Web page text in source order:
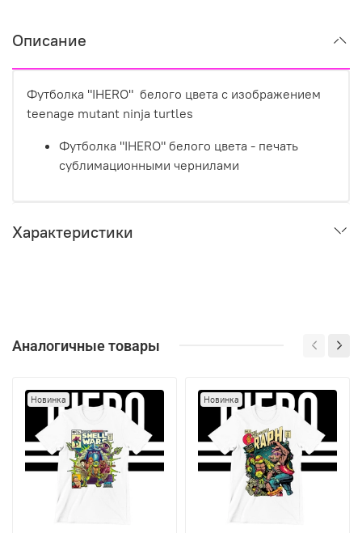
Описание
Футболка "IHERO" белого цвета с изображением
teenage mutant ninja turtles
Футболка "IHERO" белого цвета - печать
сублимационными чернилами
Характеристики
Аналогичные товары
Новинка Новинка